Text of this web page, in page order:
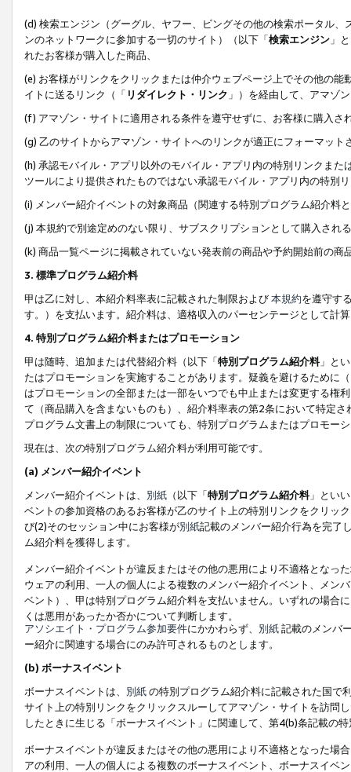
(d) 検索エンジン（グーグル、ヤフー、ビングその他の検索ポータル
ンのネットワークに参加する一切のサイト）（以下「検索エンジン 」
れたお客様が購入した商品、
(e) お客様がリンクをクリックまたは仲介ウェブページ上でその他の
イトに送るリンク（「 リダイレクト・リンク 」）を経由して、アマゾ
(f) アマゾン・サイトに適用される条件を遵守せずに、お客様に購入さ
(g) 乙のサイトからアマゾン・サイトへのリンクが適正にフォーマッ
(h) 承認モバイル・アプリ以外のモバイル・アプリ内の特別リンクま
ツールにより提供されたものではない承認モバイル・アプリ内の特別
(i) メンバー紹介イベントの対象商品（関連する特別プログラム紹介料
(j) 本規約で別途定めのない限り、サブスクリプションとして購入され
(k) 商品一覧ページに掲載されていない発表前の商品や予約開始前の商
3. 標準プログラム紹介料
甲は乙に対し、本紹介料率表に記載された制限および本規約を遵守す
す。）を支払います。紹介料は、適格収入のパーセンテージとして計
4. 特別プログラム紹介料またはプロモーション
甲は随時、追加または代替紹介料（以下「特別プログラム紹介料」と
たはプロモーションを実施することがあります。疑義を避けるために
はプロモーションの全部または一部をいつでも中止または変更する権
て（商品購入を含まないものも）、紹介料率表の第2条において特定
プログラム文書上の制限についても、特別プログラムまたはプロモー
現在は、次の特別プログラム紹介料が利用可能です。
(a) メンバー紹介イベント
メンバー紹介イベントは、 別紙 （以下「特別プログラム紹介料」とい
ベントの参加資格のあるお客様が乙のサイト上の特別リンクをクリッ
び(2)そのセッション中にお客様が別紙記載のメンバー紹介行為を完了
ム紹介料を獲得します。
メンバー紹介イベントが違反またはその他の悪用により不適格となっ
ウェアの利用、一人の個人による複数のメンバー紹介イベント、メン
ベント）、甲は特別プログラム紹介料を支払いません。いずれの場合
くは悪用があったか否かについて判断します。
アソシエイト・プログラム参加要件にかかわらず、 別紙記載のメンバ
ー紹介に関連する場合にのみ許可されるものとします。
(b) ボーナスイベント
ボーナスイベントは、 別紙の特別プログラム紹介料に記載された国で
サイト上の特別リンクをクリックスルーしてアマゾン・サイトを訪問
したときに生じる「ボーナスイベント」に関連して、第4(b)条記載の
ボーナスイベントが違反またはその他の悪用により不適格となった場
アの利用、一人の個人による複数のボーナスイベント、ボーナスイベ